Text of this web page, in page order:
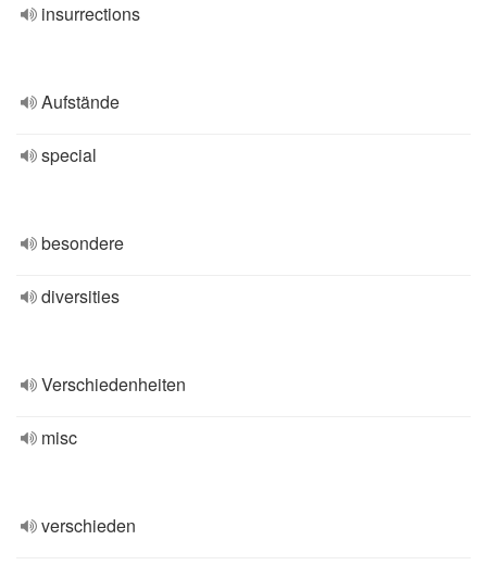
insurrections
Aufstände
special
besondere
diversities
Verschiedenheiten
misc
verschieden